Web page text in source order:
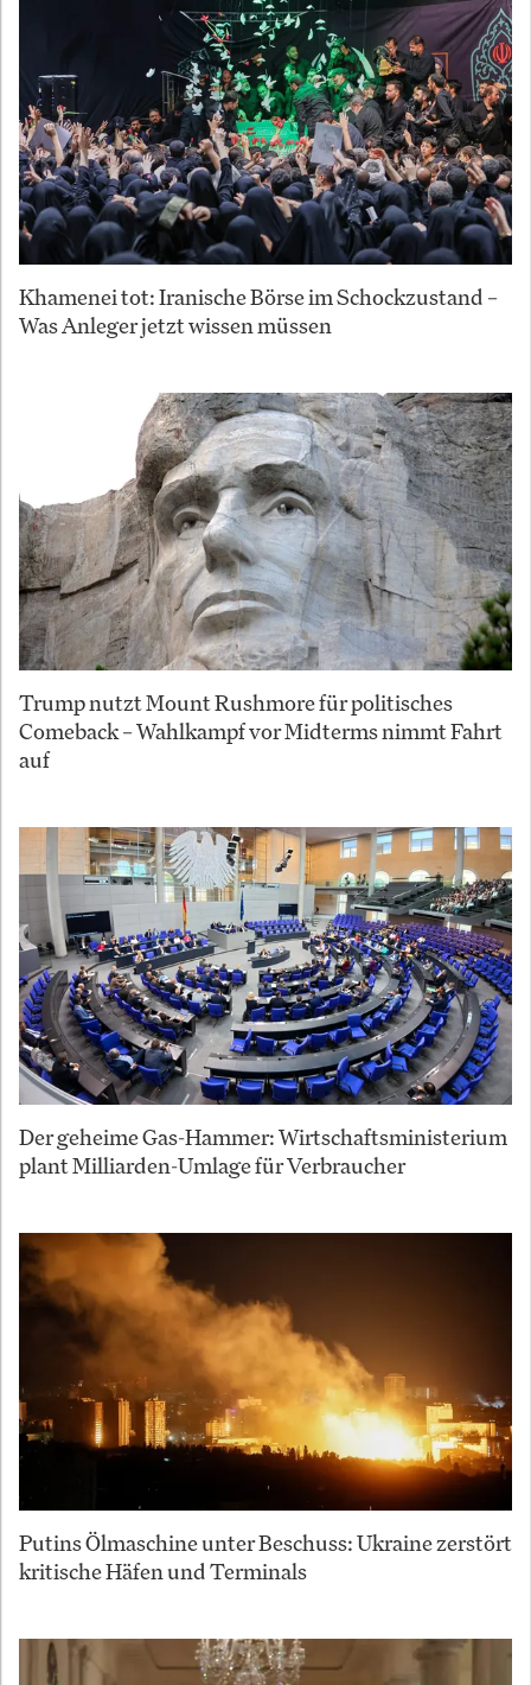
Khamenei tot: Iranische Börse im Schockzustand –
Was Anleger jetzt wissen müssen
Trump nutzt Mount Rushmore für politisches
Comeback – Wahlkampf vor Midterms nimmt Fahrt
auf
Der geheime Gas-Hammer: Wirtschaftsministerium
plant Milliarden-Umlage für Verbraucher
Putins Ölmaschine unter Beschuss: Ukraine zerstört
kritische Häfen und Terminals